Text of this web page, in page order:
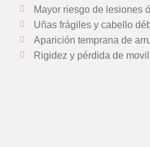
Mayor riesgo de lesiones
Uñas frágiles y cabello
Aparición temprana de
Rigidez y pérdida de